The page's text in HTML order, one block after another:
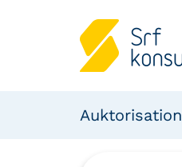
Auktorisation